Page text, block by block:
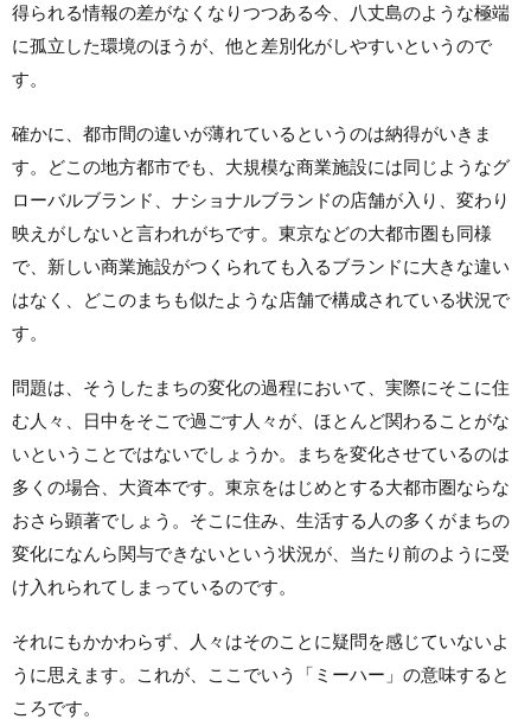
得られる情報の差がなくなりつつある今、八丈島のような極端
に孤立した環境のほうが、他と差別化がしやすいというので
す。
確かに、都市間の違いが薄れているというのは納得がいきま
す。どこの地方都市でも、大規模な商業施設には同じようなグ
ローバルブランド、ナショナルブランドの店舗が入り、変わり
映えがしないと言われがちです。東京などの大都市圏も同様
で、新しい商業施設がつくられても入るブランドに大きな違い
はなく、どこのまちも似たような店舗で構成されている状況で
す。
問題は、そうしたまちの変化の過程において、実際にそこに住
む人々、日中をそこで過ごす人々が、ほとんど関わることがな
いということではないでしょうか。まちを変化させているのは
多くの場合、大資本です。東京をはじめとする大都市圏ならな
おさら顕著でしょう。そこに住み、生活する人の多くがまちの
変化になんら関与できないという状況が、当たり前のように受
け入れられてしまっているのです。
それにもかかわらず、人々はそのことに疑問を感じていないよ
うに思えます。これが、ここでいう「ミーハー」の意味すると
ころです。